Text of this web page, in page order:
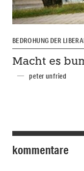
BEDROHUNG DER
Macht es
peter unfried
kommentare